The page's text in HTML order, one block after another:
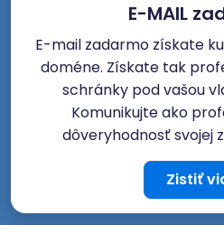
E-MAIL
E-mail zadarmo získate
doméne. Získate tak
schránky pod vašou
Komunikujte ako
dôveryhodnosť svojej
Zistiť